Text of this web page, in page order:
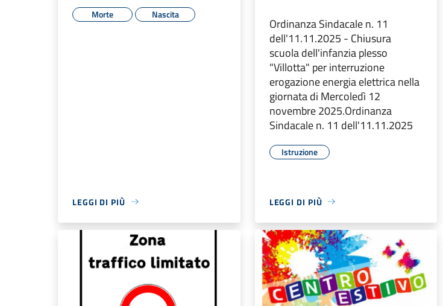
Morte
Nascita
LEGGI DI PIÙ
Ordinanza Sindacale n. 11
dell'11.11.2025 - Chiusura
scuola dell'infanzia plesso
"Villotta" per interruzione
erogazione energia elettrica nella
giornata di Mercoledì 12
novembre 2025.Ordinanza
Sindacale n. 11 dell'11.11.2025
Istruzione
LEGGI DI PIÙ